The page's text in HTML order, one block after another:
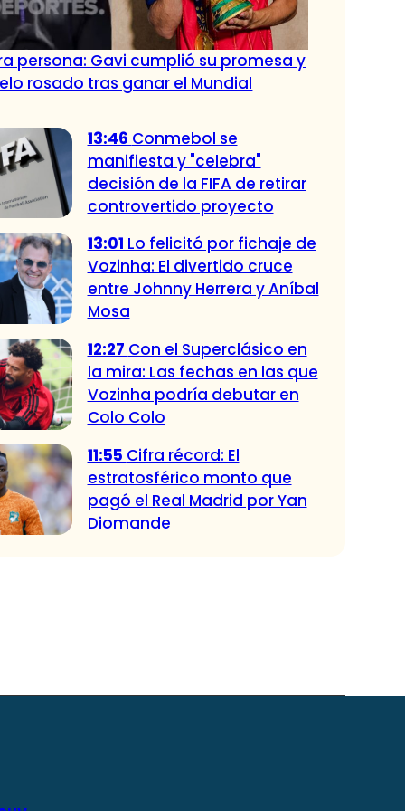
persona: Gavi cumplió su promesa y
rosado tras ganar el Mundial
13:46 Conmebol se
manifiesta y "celebra"
decisión de la FIFA de retirar
controvertido proyecto
13:01 Lo felicitó por fichaje de
Vozinha: El divertido cruce
entre Johnny Herrera y Aníbal
Mosa
12:27 Con el Superclásico en
la mira: Las fechas en las que
Vozinha podría debutar en
Colo Colo
11:55 Cifra récord: El
estratosférico monto que
pagó el Real Madrid por Yan
Diomande